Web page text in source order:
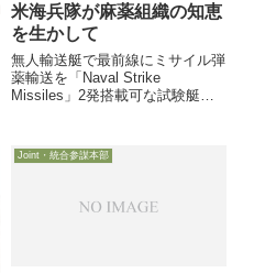
米海兵隊が麻薬組織の知恵
を生かして
無人輸送艇で最前線にミサイル弾
薬輸送を「Naval Strike
Missiles」2発搭載可な試験艇を
Newsは、米海兵隊が太平洋戦域
での分散拠点への兵器弾薬輸送手
Joint・統合参謀本部